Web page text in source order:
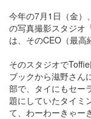
今年の7月1日（金）
の写真撮影スタジオ
は、そのCEO（最高
そのスタジオで
ブックから滋野さん
部で、タイにもセー
題にしていたタイミ
て、わーわーきゃー